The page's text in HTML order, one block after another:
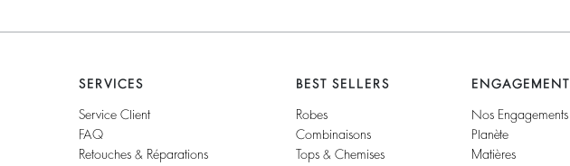
SERVICES
Service Client
FAQ
Retouches & Réparations
BEST SELLERS
Robes
Combinaisons
Tops & Chemises
ENGAGEMENT
Nos Engagements
Planète
Matières